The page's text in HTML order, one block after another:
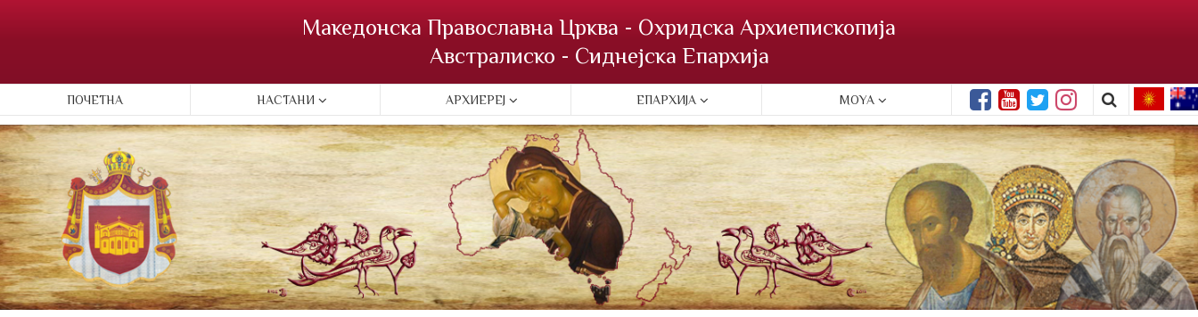
Македонска Православна Црква - Охридска Архиепископија
Австралиско - Сиднејска Епархија
ПОЧЕТНА НАСТАНИ АРХИЕРЕЈ ЕПАРХИЈА MOYA